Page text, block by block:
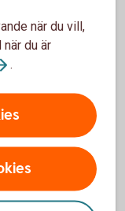
framme,
när du vill,
du är
.